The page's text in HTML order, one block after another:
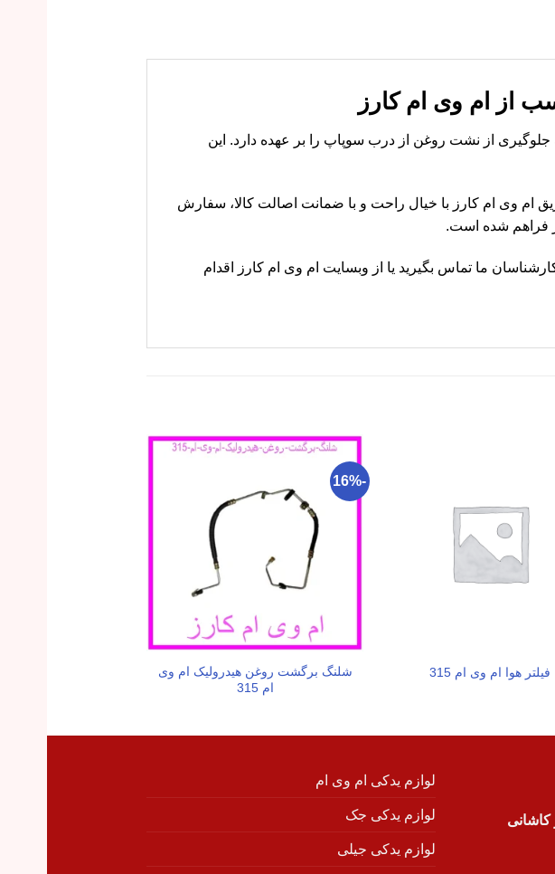
که وظیفه جلوگیری از نشت روغن از درب سوپاپ را بر عهده دارد. این
شما می‌توانید از طریق ام وی ام کارز با خیال راحت و با ضمانت اصالت کالا، سفارش
فراهم شده است.
همین حالا با کارشناسان ما تماس بگیرید یا از وبسایت ام وی ام کارز اقدام
فیلتر هوا ام وی ام 315
-16%
شلنگ برگشت روغن هیدرولیک ام وی
ام 315
کاشانی
لوازم یدکی ام وی ام
لوازم یدکی جک
لوازم یدکی جیلی